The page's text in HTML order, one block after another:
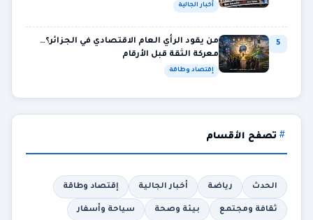
أخبار الجالية
5
من يقود الرأي العام الاقتصادي في الجزائر؟…
معركة الثقة قبل الأرقام
إقتصاد وطاقة
تصفح الأقسام
الحدث رياضة أخبار الجالية إقتصاد وطاقة
ثقافة ومجتمع بيئة وصحة سياحة وأسفار